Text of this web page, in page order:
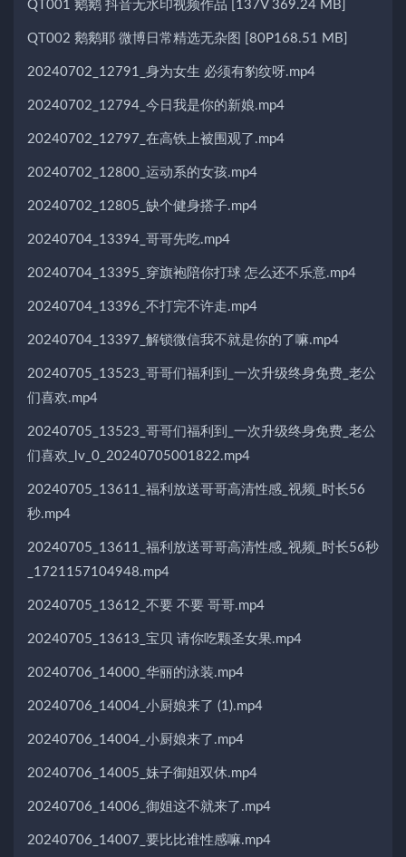
QT001 鹅鹅 抖音无水印视频作品 [137V 369.24 MB]
QT002 鹅鹅耶 微博日常精选无杂图 [80P168.51 MB]
20240702_12791_身为女生 必须有豹纹呀.mp4
20240702_12794_今日我是你的新娘.mp4
20240702_12797_在高铁上被围观了.mp4
20240702_12800_运动系的女孩.mp4
20240702_12805_缺个健身搭子.mp4
20240704_13394_哥哥先吃.mp4
20240704_13395_穿旗袍陪你打球 怎么还不乐意.mp4
20240704_13396_不打完不许走.mp4
20240704_13397_解锁微信我不就是你的了嘛.mp4
20240705_13523_哥哥们福利到_一次升级终身免费_老公
们喜欢.mp4
20240705_13523_哥哥们福利到_一次升级终身免费_老公
们喜欢_lv_0_20240705001822.mp4
20240705_13611_福利放送哥哥高清性感_视频_时长56
秒.mp4
20240705_13611_福利放送哥哥高清性感_视频_时长56秒
_1721157104948.mp4
20240705_13612_不要 不要 哥哥.mp4
20240705_13613_宝贝 请你吃颗圣女果.mp4
20240706_14000_华丽的泳装.mp4
20240706_14004_小厨娘来了 (1).mp4
20240706_14004_小厨娘来了.mp4
20240706_14005_妹子御姐双休.mp4
20240706_14006_御姐这不就来了.mp4
20240706_14007_要比比谁性感嘛.mp4